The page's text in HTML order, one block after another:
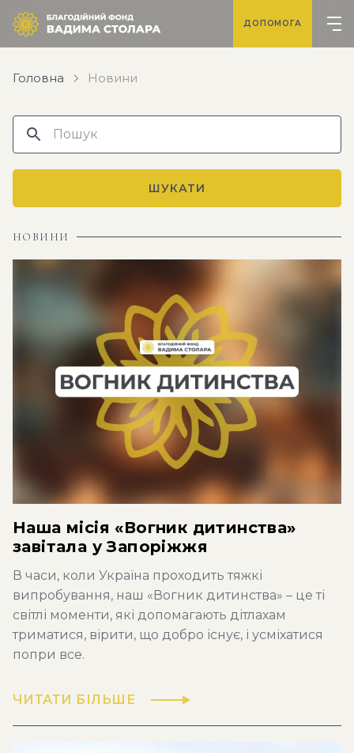
ДОПОМОГА
Головна Новини
ШУКАТИ
НОВИНИ
Наша місія «Вогник дитинства»
завітала у Запоріжжя
В часи, коли Україна проходить тяжкі
випробування, наш «Вогник дитинства» – це ті
світлі моменти, які допомагають дітлахам
триматися, вірити, що добро існує, і усміхатися
попри все.
ЧИТАТИ БІЛЬШЕ